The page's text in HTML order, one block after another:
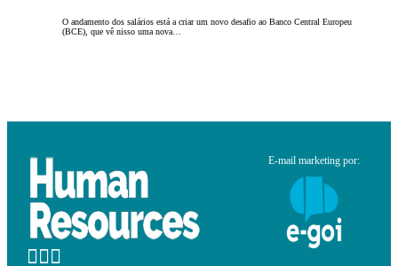
O andamento dos salários está a criar um novo desafio ao Banco Central Europeu
(BCE), que vê nisso uma nova…
E-mail marketing por: